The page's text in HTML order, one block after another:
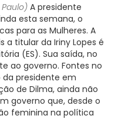
Paulo) A presidente
esta semana, o
para as Mulheres. A
titular da Iriny Lopes é
(ES). Sua saída, no
ao governo. Fontes no
da presidente em
de Dilma, ainda não
governo que, desde o
feminina na política